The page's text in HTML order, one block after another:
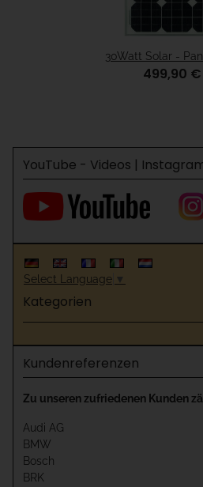
30Watt Solar -
499,90 €
YouTube - Videos |
Select Language ▼
Kategorien
Kundenreferenzen
Zu unseren zufriedenen Kunden
Audi AG
BMW
Bosch
BRK